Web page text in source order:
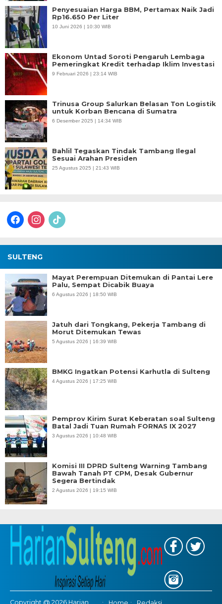
Penyesuaian Harga BBM, Pertamax Naik Jadi
Rp16.650 Per Liter
10 Juni 2026 | 10:30 WIB
Ekonom Untad Soroti Pengaruh Lembaga
Pemeringkat Kredit terhadap Iklim Investasi
9 Februari 2026 | 23:14 WIB
Trinusa Group Salurkan Belasan Ton Logistik
untuk Korban Bencana di Sumatra
6 Desember 2025 | 14:34 WIB
Bahlil Tegaskan Tindak Tambang Ilegal
Sesuai Arahan Presiden
25 Agustus 2025 | 21:43 WIB
facebookinstagram
tiktok
SULTENG
Mayat Perempuan Ditemukan di Pantai Lere
Palu, Sempat Dicabik Buaya
6 Agustus 2026 | 18:50 WIB
Jatuh dari Tongkang, Pekerja Tambang di
Morut Ditemukan Tewas
5 Agustus 2026 | 16:39 WIB
BMKG Ingatkan Potensi Karhutla di Sulteng
4 Agustus 2026 | 17:25 WIB
Pemprov Kirim Surat Keberatan soal Sulteng
Batal Jadi Tuan Rumah FORNAS IX 2027
3 Agustus 2026 | 10:48 WIB
Komisi III DPRD Sulteng Warning Tambang
Bawah Tanah PT CPM, Desak Gubernur
Segera Bertindak
2 Agustus 2026 | 19:15 WIB
Copyright @ 2026 Harian